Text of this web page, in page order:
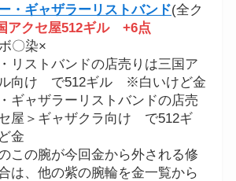
・ギャザラーリストバンド(全ク
アクセ屋512ギル
+6点
〇染×
リストバンドの店売りは三国ア
ル向け で512ギル ※白いけど金
ギャザラーリストバンドの店売
屋＞ギャザクラ向け で512ギ
金
この腕が今回金から外される修
は、他の紫の腕輪を金一覧から